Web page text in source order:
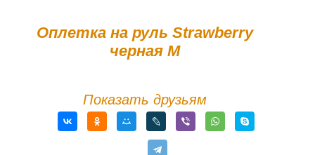
Оплетка на руль Strawberry
черная М
Показать друзьям